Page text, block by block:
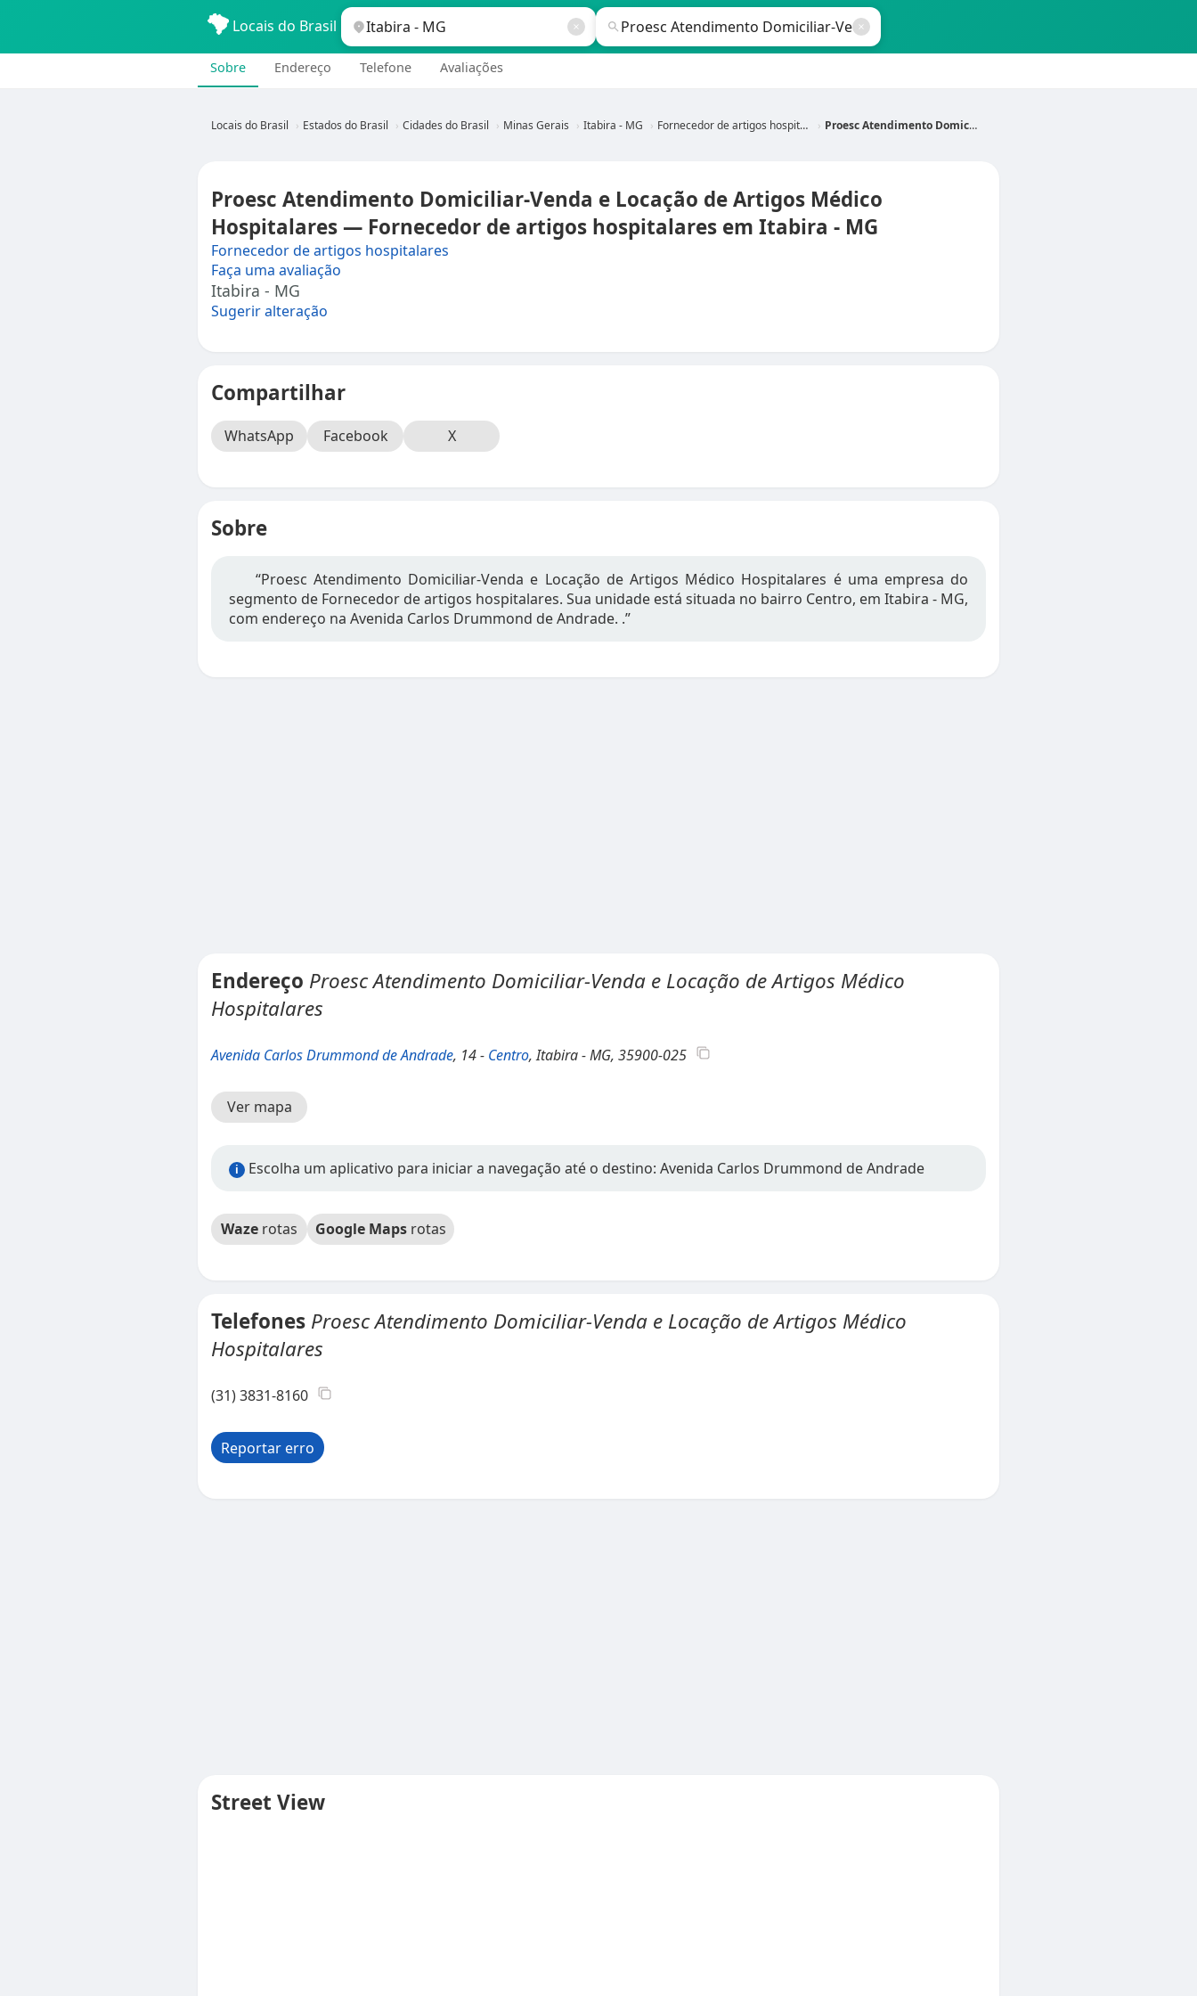
Locais do Brasil
Sobre Endereço Telefone Avaliações
Locais do Brasil Estados do Brasil Cidades do Brasil Minas Gerais Itabira - MG Fornecedor de artigos hospitalares em Itabira - MG Proesc Atendimento Domiciliar-Venda e Locação de Artigos Médico Hospitalares
Proesc Atendimento Domiciliar-Venda e Locação de Artigos Médico
Hospitalares — Fornecedor de artigos hospitalares em Itabira - MG
Fornecedor de artigos hospitalares
Faça uma avaliação
Itabira - MG
Sugerir alteração
Compartilhar
WhatsApp Facebook X
Sobre
“Proesc Atendimento Domiciliar-Venda e Locação de Artigos Médico Hospitalares é uma empresa do
segmento de Fornecedor de artigos hospitalares. Sua unidade está situada no bairro Centro, em Itabira - MG,
com endereço na Avenida Carlos Drummond de Andrade. .”
Endereço Proesc Atendimento Domiciliar-Venda e Locação de Artigos Médico
Hospitalares
Avenida Carlos Drummond de Andrade, 14 - Centro, Itabira - MG, 35900-025
Ver mapa
i Escolha um aplicativo para iniciar a navegação até o destino: Avenida Carlos Drummond de Andrade
Waze rotas Google Maps rotas
Telefones Proesc Atendimento Domiciliar-Venda e Locação de Artigos Médico
Hospitalares
(31) 3831-8160
Reportar erro
Street View